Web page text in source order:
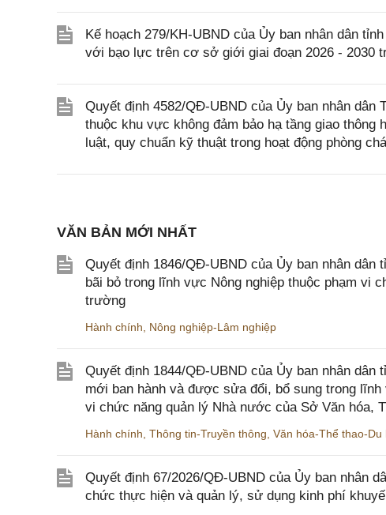
Kế hoạch 279/KH-UBND của Ủy ban nhân dân
với bạo lực trên cơ sở giới giai đoạn 2026 - 2030
Quyết định 4582/QĐ-UBND của Ủy ban nhân
thuộc khu vực không đảm bảo hạ tầng giao
luật, quy chuẩn kỹ thuật trong hoạt động phòng
VĂN BẢN MỚI NHẤT
Quyết định 1846/QĐ-UBND của Ủy ban nhân
bãi bỏ trong lĩnh vực Nông nghiệp thuộc phạm vi
trường
Hành chính Nông nghiệp-Lâm nghiệp
Quyết định 1844/QĐ-UBND của Ủy ban nhân
mới ban hành và được sửa đổi, bổ sung trong
vi chức năng quản lý Nhà nước của Sở Văn hóa,
Hành chính Thông tin-Truyền thông Văn hóa-Thể thao-Du
Quyết định 67/2026/QĐ-UBND của Ủy ban nhân
chức thực hiện và quản lý, sử dụng kinh phí